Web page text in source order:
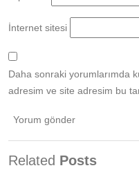
İnternet sitesi
Daha sonraki yorumlarımda
adresim ve site adresim bu
Related Posts